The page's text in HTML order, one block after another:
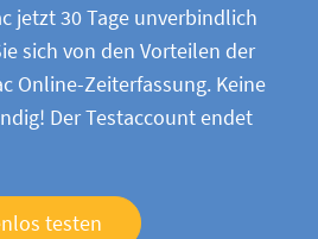
jetzt 30 Tage unverbindlich
sich von den Vorteilen der
Online-Zeiterfassung. Keine
Der Testaccount endet
testen